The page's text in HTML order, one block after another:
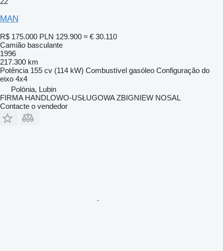
MAN
R$ 175.000 PLN 129.900 ≈ € 30.110
Camião basculante
1996
217.300 km
Potência 155 cv (114 kW) Combustível gasóleo Configuração do
eixo 4x4
Polónia, Lubin
FIRMA HANDLOWO-USŁUGOWA ZBIGNIEW NOSAL
Contacte o vendedor